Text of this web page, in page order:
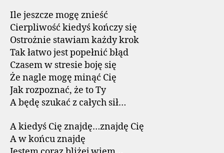
Ile jeszcze mogę znieść
Cierpliwość kiedyś kończy się
Ostrożnie stawiam każdy krok
Tak łatwo jest popełnić błąd
Czasem w stresie boję się
Że nagle mogę minąć Cię
Jak rozpoznać, że to Ty
A będę szukać z całych sił…
A kiedyś Cię znajdę…znajdę Cię
A w końcu znajdę